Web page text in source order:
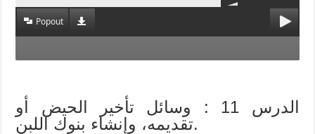
Popout
الدرس 11 : وسائل تأخير الحيض أو
تقديمه، وإنشاء بنوك اللبن.